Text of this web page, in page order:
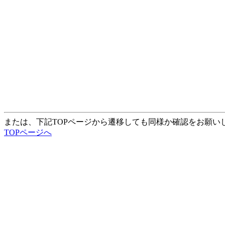
または、下記TOPページから遷移しても同様か確認をお願い
TOPページへ